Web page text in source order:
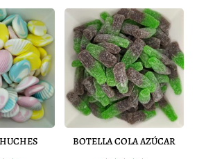
BOTELLA COLA AZÚCAR